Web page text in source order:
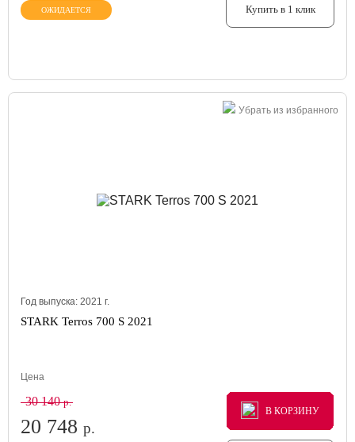
ОЖИДАЕТСЯ Купить в 1 клик
Убрать из избранного
Год выпуска: 2021 г.
STARK Terros 700 S 2021
Цена
30 140р.
20 748 р.
В КОРЗИНУ
В КОРЗИНУ
В КОРЗИНУ